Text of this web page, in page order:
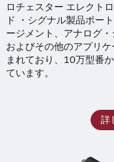
ロチェスター エレクト
ド ・シグナル製品ポー
ージメント、アナログ
およびその他のアプリ
まれており、10万型番
ています。
詳